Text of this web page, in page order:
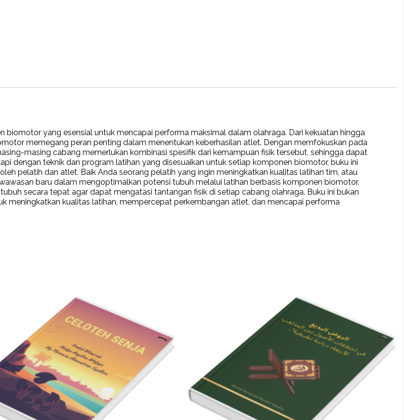
yang esensial untuk mencapai performa maksimal dalam olahraga. Dari kekuatan hingga
memegang peran penting dalam menentukan keberhasilan atlet. Dengan memfokuskan pada
masing cabang memerlukan kombinasi spesifik dari kemampuan fisik tersebut, sehingga dapat
dengan teknik dan program latihan yang disesuaikan untuk setiap komponen biomotor, buku ini
pelatih dan atlet. Baik Anda seorang pelatih yang ingin meningkatkan kualitas latihan tim, atau
baru dalam mengoptimalkan potensi tubuh melalui latihan berbasis komponen biomotor.
secara tepat agar dapat mengatasi tantangan fisik di setiap cabang olahraga. Buku ini bukan
meningkatkan kualitas latihan, mempercepat perkembangan atlet, dan mencapai performa